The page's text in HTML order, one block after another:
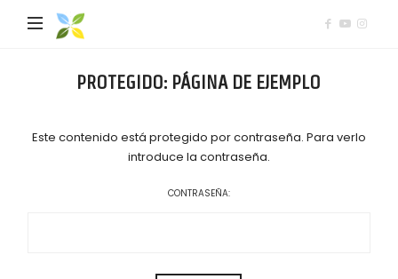
Mediación
PROTEGIDO: PÁGINA DE EJEMPLO
Este contenido está protegido por contraseña. Para verlo
introduce la contraseña.
CONTRASEÑA: